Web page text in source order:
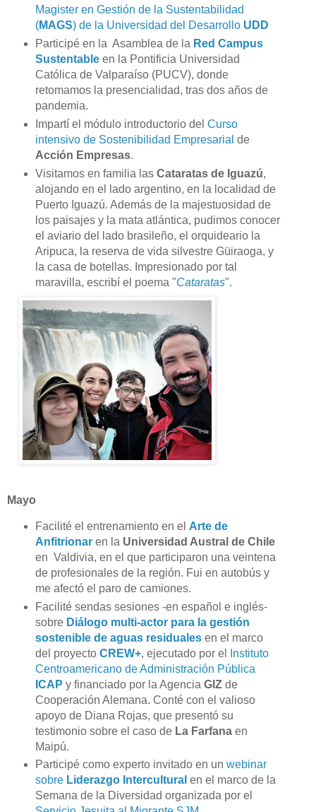
Magister en Gestión de la Sustentabilidad
(MAGS) de la Universidad del Desarrollo UDD
Participé en la Asamblea de la Red Campus
Sustentableen la Pontificia Universidad
Católica de Valparaíso (PUCV), donde
retomamos la presencialidad, tras dos años de
pandemia.
Impartí el módulo introductorio del Curso
intensivo de Sostenibilidad Empresarial de
Acción Empresas.
Visitamos en familia las Cataratas de Iguazú,
alojando en el lado argentino, en la localidad de
Puerto Iguazú. Además de la majestuosidad de
los paisajes y la mata atlántica, pudimos conocer
el aviario del lado brasileño, el orquideario la
Aripuca, la reserva de vida silvestre Güiraoga, y
la casa de botellas. Impresionado por tal
maravilla, escribí el poema "Cataratas".
Mayo
Facilité el entrenamiento en el Arte de
Anfitrionaren la Universidad Austral de Chile
en Valdivia, en el que participaron una veintena
de profesionales de la región. Fui en autobús y
me afectó el paro de camiones.
Facilité sendas sesiones -en español e inglés-
sobre Diálogo multi-actor para la gestión
sostenible de aguas residualesen el marco
del proyecto CREW+, ejecutado por el
Instituto
Centroamericano de Administración Pública
ICAP y financiado por la Agencia GIZ de
Cooperación Alemana. Conté con el valioso
apoyo de Diana Rojas, que presentó su
testimonio sobre el caso de La Farfanaen
Maipú.
Participé como experto invitado en un webinar
sobreLiderazgo Intercultural en el marco de la
Semana de la Diversidad organizada por el